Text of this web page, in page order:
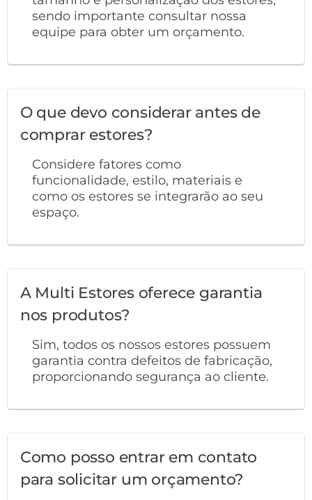
sendo importante consultar nossa
equipe para obter um orçamento.
O que devo considerar antes de
comprar estores?
Considere fatores como
funcionalidade, estilo, materiais e
como os estores se integrarão ao seu
espaço.
A Multi Estores oferece garantia
nos produtos?
Sim, todos os nossos estores possuem
garantia contra defeitos de fabricação,
proporcionando segurança ao cliente.
Como posso entrar em contato
para solicitar um orçamento?